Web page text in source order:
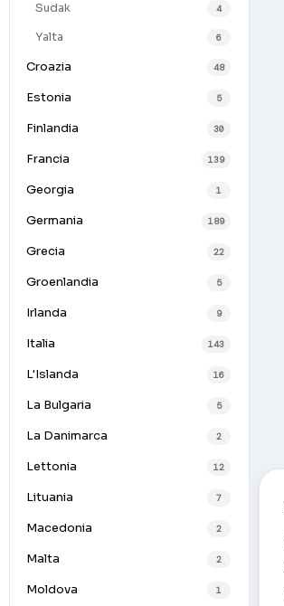
Sudak 4
Yalta 6
Croazia 48
Estonia 5
Finlandia 30
Francia 139
Georgia 1
Germania 189
Grecia 22
Groenlandia 5
Irlanda 9
Italia 143
L'Islanda 16
La Bulgaria 5
La Danimarca 2
Lettonia 12
Lituania 7
Macedonia 2
Malta 2
Moldova 1